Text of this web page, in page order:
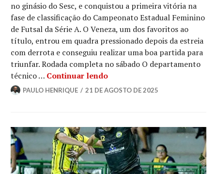
no ginásio do Sesc, e conquistou a primeira vitória na
fase de classificação do Campeonato Estadual Feminino
de Futsal da Série A. O Veneza, um dos favoritos ao
título, entrou em quadra pressionado depois da estreia
com derrota e conseguiu realizar uma boa partida para
triunfar. Rodada completa no sábado O departamento
técnico … Continuar lendo
PAULO HENRIQUE 21 DE AGOSTO DE 2025